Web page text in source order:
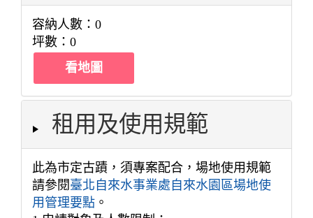
容納人數：0
坪數：0
看地圖
租用及使用規範
此為市定古蹟，須專案配合，場地使用規範
請參閱臺北自來水事業處自來水園區場地使
用管理要點 。